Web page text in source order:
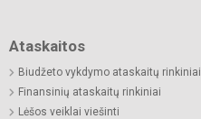
Ataskaitos
Biudžeto vykdymo ataskaitų rinkiniai
Finansinių ataskaitų rinkiniai
Lėšos veiklai viešinti